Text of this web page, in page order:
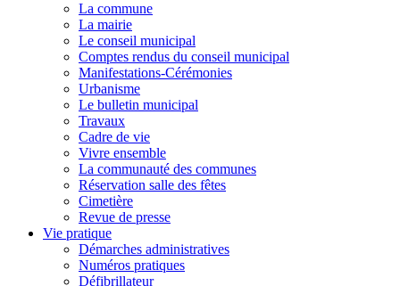
La commune
La mairie
Le conseil municipal
Comptes rendus du conseil municipal
Manifestations-Cérémonies
Urbanisme
Le bulletin municipal
Travaux
Cadre de vie
Vivre ensemble
La communauté des communes
Réservation salle des fêtes
Cimetière
Revue de presse
Vie pratique
Démarches administratives
Numéros pratiques
Défibrillateur